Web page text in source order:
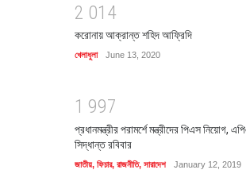
2 01 4
করোনায় আক্রান্ত শহিদ আফ্রিদি
খেলাধুলা June 13, 2020
1 997
প্রধানমন্ত্রীর পরামর্শে মন্ত্রীদের পিএস নিয়োগ,
সিদ্ধান্ত রবিবার
জাতীয়, ফিচার, রাজনীতি, সারাদেশ January 12, 2019